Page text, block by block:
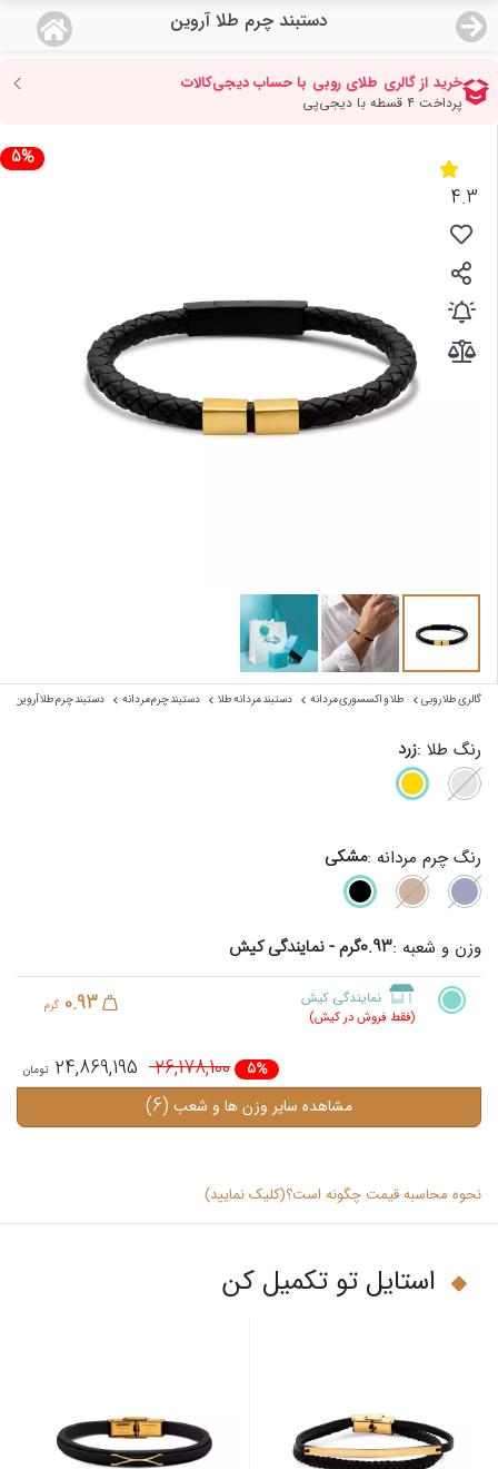
دستبند چرم طلا آروین
منو
صفحه اصلی
دسته بندی محصولات
نمایندگی ها
مجله روبی
درباره ما
اعطای نمایندگی
5%
4.3
گالری طلا روبی طلا و اکسسوری مردانه دستبند مردانه طلا دستبند چرم مردانه دستبند چرم طلا آروین
رنگ طلا :زرد
رنگ چرم مردانه :مشکی
وزن و شعبه :0.93گرم - نمایندگی کیش
نمایندگی کیش
(فقط فروش در کیش) 0.93 گرم
5%
26,178,100
24,869,195
مشاهده سایر وزن ها و شعب (6)
نحوه محاسبه قیمت چگونه است؟(کلیک نمایید)
استایل تو تکمیل کن